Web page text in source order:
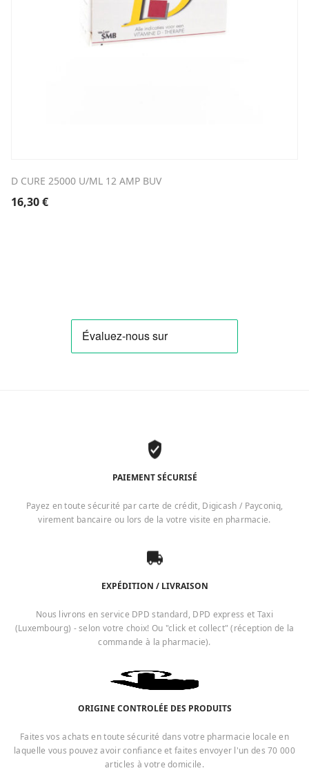
D CURE 25000 U/ML 12 AMP BUV
16,30€
PAIEMENT SÉCURISÉ
Payez en toute sécurité par carte de crédit, Digicash / Payconiq,
virement bancaire ou lors de la votre visite en pharmacie.
EXPÉDITION / LIVRAISON
Nous livrons en service DPD standard, DPD express et Taxi
(Luxembourg) - selon votre choix! Ou "click et collect" (réception de la
commande à la pharmacie).
ORIGINE CONTROLÉE DES PRODUITS
Faites vos achats en toute sécurité dans votre pharmacie locale en
laquelle vous pouvez avoir confiance et faites envoyer l'un des 70 000
articles à votre domicile.